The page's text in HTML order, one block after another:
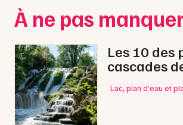
Concerts
Sports
Soirées
Sorties famille
Nice
Paris
Strasbourg
Toulouse
Toutes les villes
À ne pas
Les 10 des
cascades
Lac, plan d'eau et